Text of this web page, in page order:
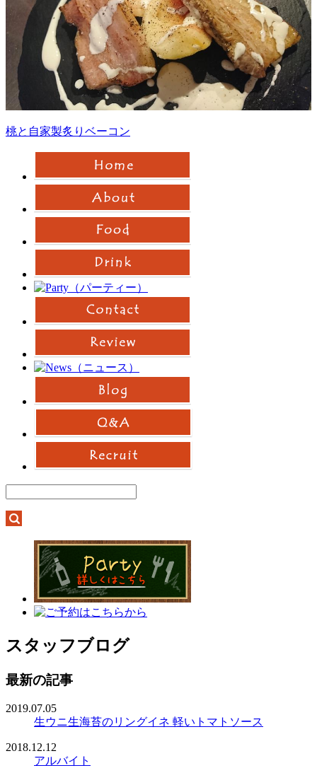
桃と自家製炙りベーコン
スタッフブログ
最新の記事
2019.07.05
生ウニ生海苔のリングイネ 軽いトマトソース
2018.12.12
アルバイト